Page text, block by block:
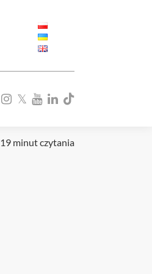
19 minut czytania